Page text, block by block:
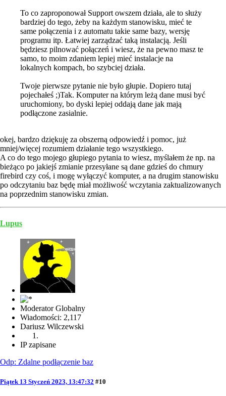
To co zaproponował Support owszem działa, ale to służy
bardziej do tego, żeby na każdym stanowisku, mieć te
same połączenia i z automatu takie same bazy, wersję
programu itp. Łatwiej zarządzać taką instalacją. Jeśli
będziesz pilnować połączeń i wiesz, że na pewno masz te
samo, to moim zdaniem lepiej mieć instalacje na
lokalnych kompach, bo szybciej działa.
Twoje pierwsze pytanie nie było głupie. Dopiero tutaj
pojechałeś ;)Tak. Komputer na którym leżą dane musi być
uruchomiony, bo dyski lepiej oddają dane jak mają
podłączone zasialnie.
okej, bardzo dziękuję za obszerną odpowiedź i pomoc, już
mniej/więcej rozumiem działanie tego wszystkiego.
A co do tego mojego głupiego pytania to wiesz, myślałem że np. na
bieżąco po jakiejś zmianie przesyłane są dane gdzieś do chmury
firebird czy coś, i mogę wyłączyć komputer, a na drugim stanowisku
po odczytaniu baz będę miał możliwość wczytania zaktualizowanych
na poprzednim stanowisku zmian.
Lupus
Moderator Globalny
Wiadomości: 2,117
Dariusz Wilczewski
IP zapisane
Odp: Zdalne podłączenie baz
Piątek 13 Styczeń 2023, 13:47:32 #10